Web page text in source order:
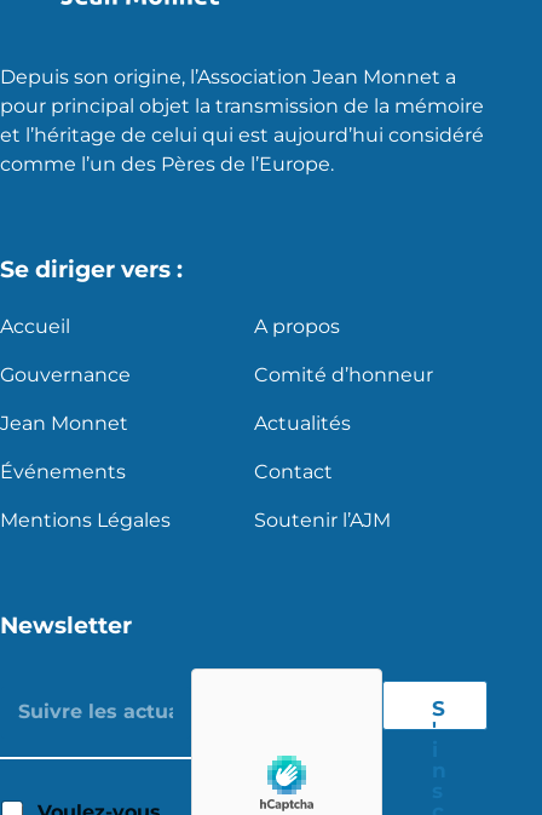
Depuis son origine, l’Association Jean Monnet a
pour principal objet la transmission de la mémoire
et l’héritage de celui qui est aujourd’hui considéré
comme l’un des Pères de l’Europe.
Se diriger vers :
Accueil A propos
Gouvernance Comité d’honneur
Jean Monnet Actualités
Événements Contact
Mentions Légales Soutenir l’AJM
Newsletter
S
'